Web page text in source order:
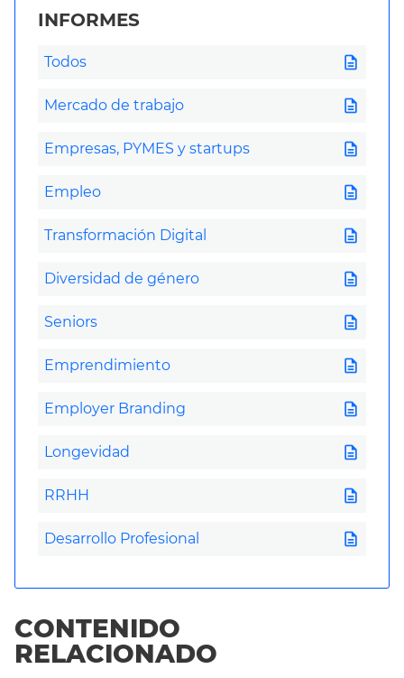
INFORMES
Todos description
Mercado de trabajo description
Empresas, PYMES y startups description
Empleo description
Transformación Digital description
Diversidad de género description
Seniors description
Emprendimiento description
Employer Branding description
Longevidad description
RRHH description
Desarrollo Profesional description
CONTENIDO
RELACIONADO